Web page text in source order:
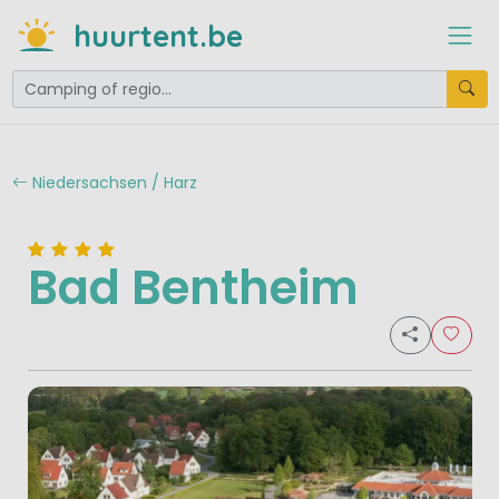
huurtent.be
Niedersachsen / Harz
Bad Bentheim